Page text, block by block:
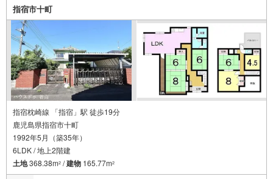
指宿市十町
指宿枕崎線 「指宿」駅 徒歩19分
鹿児島県指宿市十町
1992年5月（築35年）
6LDK / 地上2階建
土地368.38m2 /建物 165.77m2